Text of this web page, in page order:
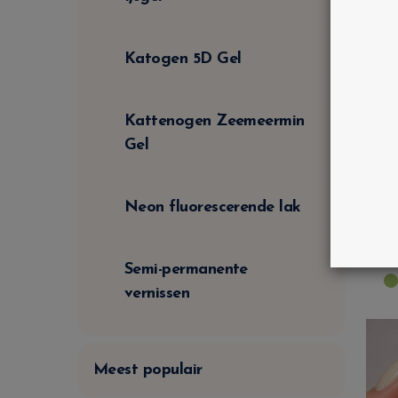
Katogen 5D Gel
Kattenogen Zeemeermin
Gel
Neon fluorescerende lak
Semi-permanente
vernissen
Meest populair